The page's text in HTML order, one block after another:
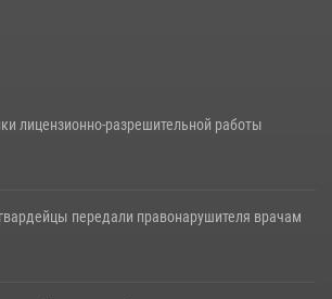
лицензионно-разрешительной работы
передали правонарушителя врачам